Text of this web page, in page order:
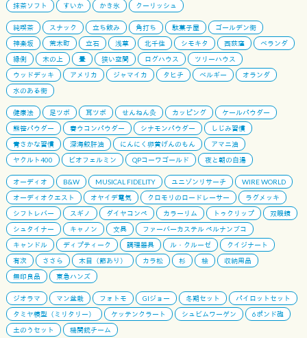
抹茶ソフト
すいか かき氷 クーリッシュ
純喫茶 スナック 立ち飲み 角打ち 駄菓子屋
ゴールデン街
神楽坂
荒木町 立石 浅草 北千住 シモキタ 西荻窪
ベランダ
縁側
木の上 畳 狭い空間 ログハウス
ツリーハウス
ウッドデッキ
アメリカ ジャマイカ タヒチ ベルギー
オランダ
水のある街
健康法 足ツボ 耳ツボ せんねん灸 カッピング
ケールパウダー
熊笹パウダー
春ウコンパウダー シナモンパウダー
しじみ習慣
青さかな習慣
深海鮫肝油 にんにく卵黄げんのもん
アマニ油
ヤクルト400
ビオフェルミン QPコーワゴールド 夜と朝の白湯
オーディオ B&W MUSICAL FIDELITY ユニゾンリサーチ
WIRE WORLD
オーディオクエスト
オヤイデ電気 クロモリのロードレーサー
ラグメッキ
シフトレバー
スギノ ダイヤコンペ カラーリム トゥクリップ
双眼鏡
シュタイナー
キャノン 文具
ファーバーカステル ペルナンブコ
キャンドル
ディプティーク 調理器具 ル・クルーゼ
クイジナート
有次
ささら 木目（節あり） カラ松 杉 桧
収納用品
無印良品
東急ハンズ
ジオラマ マン盆栽 フォトモ GIジョー 冬期セット
パイロットセット
タミヤ模型（ミリタリー）
ケッテンクラート シュビムワーゲン
6ポンド砲
土のうセット
機関銃チーム